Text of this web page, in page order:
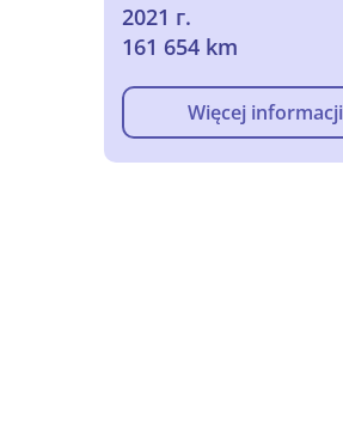
2021 г.
161 654 km
Więcej informacji